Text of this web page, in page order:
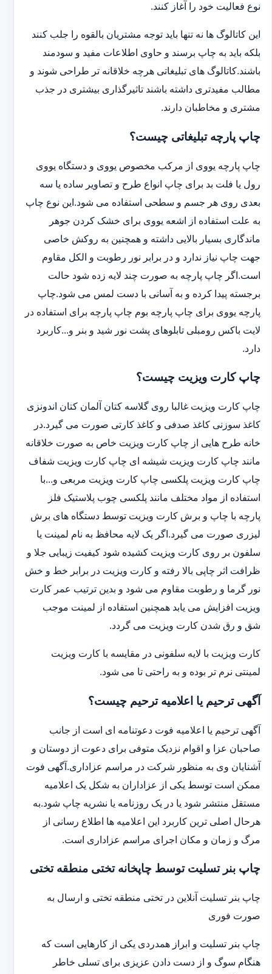
نوع فعالیت خود را آغاز کنند.
این کاتالوگ ها نه تنها باید توجه مشتریان بالقوه را جلب کنند
بلکه باید به چاپ برسند و حاوی اطلاعات مفید و سودمند
باشند.کاتالوگ های تبلیغاتی هرچه خلاقانه تر طراحی شوند و
مطالب مفیدتری داشته باشند تاثیرگذاری بیشتری در جذب
مشتری و مخاطبان دارند.
چاپ پارچه تبلیغاتی چیست؟
چاپ پارچه یووی از مرکب مخصوص یووی و دستگاه یووی
رول یا فلت بد برای چاپ انواع طرح و تصاویر ساده یا سه
بعدی روی هر جسم و سطحی استفاده می شود.این نوع چاپ
به علت استفاده از اشعه یووی برای خشک کردن جوهر
ماندگاری بسیار بالایی داشته و همچنین به روکش خاصی
جهت چاپ نیاز ندارد و در برابر نور رطوبت و الکل مقاوم
است.اگر چاپ پارچه به صورت چند لایه زده شود حالت
برجسته پیدا کرده و به آسانی با دست لمس می شود.چاپ
پارچه یووی برای چاپ پارچه بوم چاپ پارچه برای استفاده در
لایت باکس رومبلی تابلوهای پشت نور شید و بنر و...کاربرد
دارد.
چاپ کارت ویزیت چیست؟
چاپ کارت ویزیت غالبا روی گلاسه کتان آلمان کتان اندونزی
کاغذ سوزنی کاغذ صدفی و کاغذ کارتی صورت می گیرد.در
خانه طرح هایی از چاپ کارت ویزیت خاص به صورت خلاقانه
مانند چاپ کارت ویزیت شیشه ای چاپ کارت ویزیت شفاف
چاپ کارت ویزیت پلکسی چاپ کارت ویزیت مربعی و...با
استفاده از مواد مختلف مانند پلکسی چوب پلاستیک فلز
پارچه با چاپ و برش کارت ویزیت توسط دستگاه های برش
لیزری صورت می گیرد.اگر یک لایه محافظ به نام لمینت یا
سلفون بر روی کارت ویزیت کشیده شود کیفیت زیبایی جلا و
ظرافت اثر چاپی بالا رفته و کارت ویزیت در برابر خط و خش
نور گرما و رطوبت مقاوم می شود و بدین ترتیب عمر کارت
ویزیت افزایش می یابد همچنین استفاده از لمینت موجب
شق و رق شدن کارت ویزیت می گردد.
کارت ویزیت با لایه سلفونی در مقایسه با کارت ویزیت
لمینتی نرم تر بوده و به راحتی تا می شود.
آگهی ترحیم یا اعلامیه ترحیم چیست؟
آگهی ترحیم یا اعلامیه فوت دعوتنامه ای است از جانب
صاحبان عزا و اقوام نزدیک متوفی برای دعوت از دوستان و
آشنایان وی به منظور شرکت در مراسم عزاداری.آگهی فوت
ممکن است توسط یکی از عزاداران به شکل یک اعلامیه
مستقل منتشر شود یا در یک روزنامه یا نشریه چاپ شود.به
هرحال اصلی ترین کاربرد این اعلامیه ها اطلاع رسانی از
مرگ و زمان و مکان اجرای مراسم عزاداری است.
چاپ بنر تسلیت توسط چاپخانه تختی منطقه تختی
چاپ بنر تسلیت آنلاین در تختی منطقه تختی و ارسال به
صورت فوری
چاپ بنر تسلیت و ابراز همدردی یکی از کارهایی است که
هنگام سوگ و از دست دادن عزیزی برای تسلی خاطر